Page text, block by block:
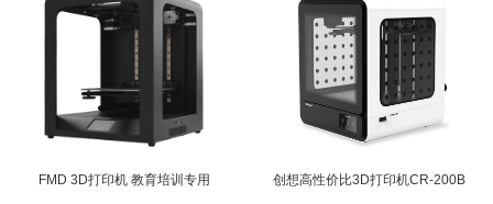
FMD 3D打印机 教育培训专用 创想高性价比3D打印机CR-200B